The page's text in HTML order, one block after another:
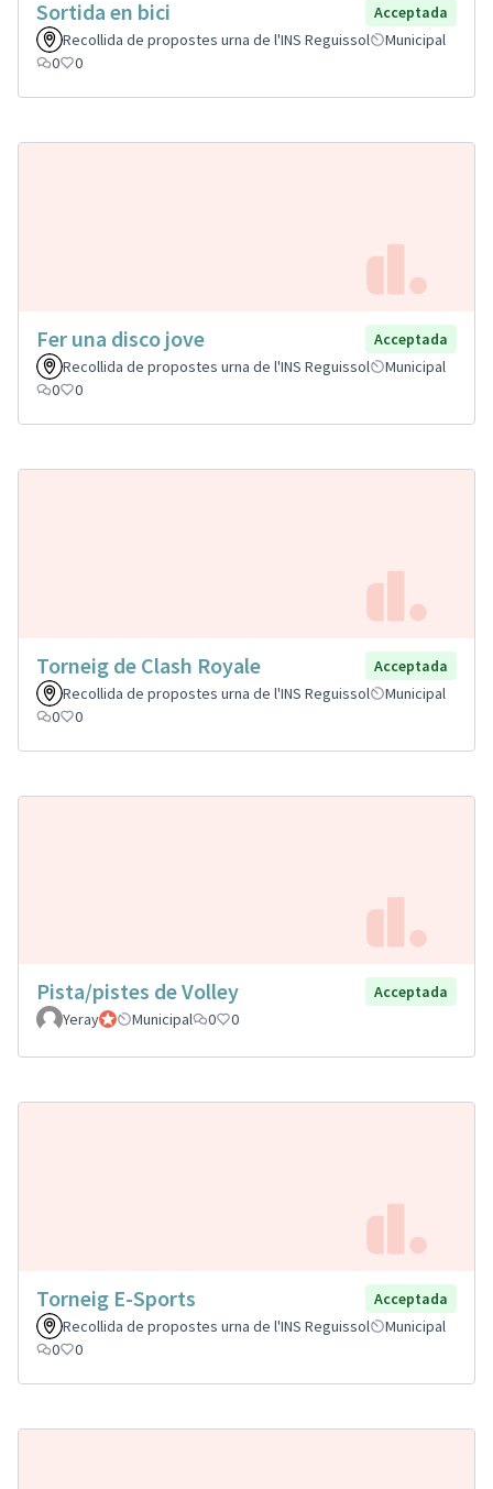
Sortida en bici
Acceptada
Recollida de propostes urna de l'INS Reguissol
Municipal
0
0
Fer una disco jove
Acceptada
Recollida de propostes urna de l'INS Reguissol
Municipal
0
0
Torneig de Clash Royale
Acceptada
Recollida de propostes urna de l'INS Reguissol
Municipal
0
0
Pista/pistes de Volley
Acceptada
YerayParticipant oficial
Municipal 0 0
Torneig E-Sports
Acceptada
Recollida de propostes urna de l'INS Reguissol
Municipal
0
0